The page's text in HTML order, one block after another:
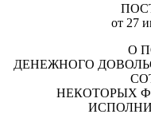
от 27
О
ДЕНЕЖНОГО
НЕКОТОРЫХ